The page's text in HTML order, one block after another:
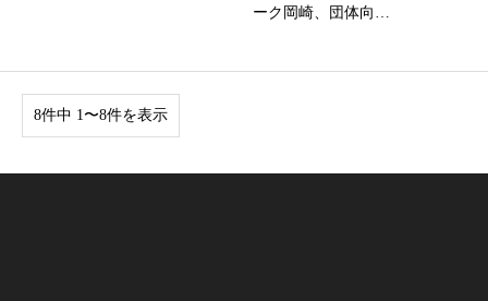
ーク岡崎、団体向…
8件中 1〜8件を表示